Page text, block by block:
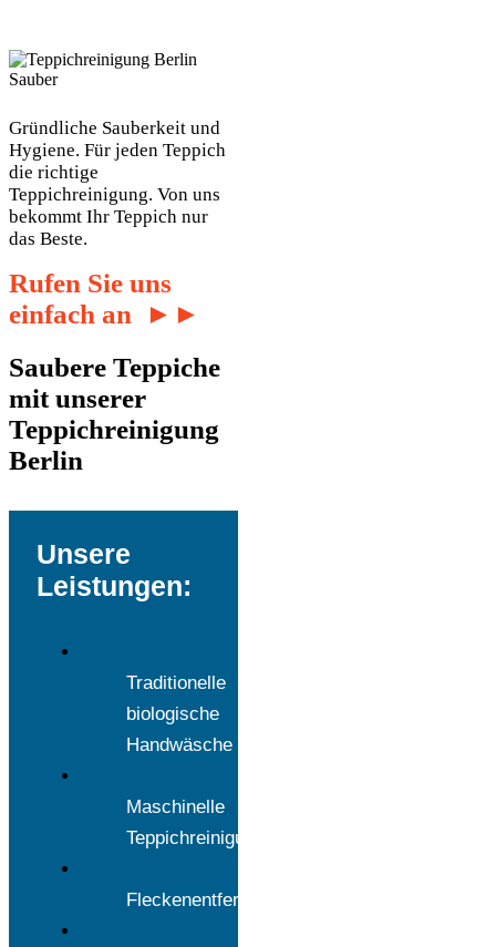
Gründliche Sauberkeit und
Hygiene. Für jeden Teppich
die richtige
Teppichreinigung. Von uns
bekommt Ihr Teppich nur
das Beste.
Rufen Sie uns
einfach an ►►
Saubere Teppiche
mit unserer
Teppichreinigung
Berlin
Unsere
Leistungen:
Traditionelle
biologische
Handwäsche
Maschinelle
Teppichreinigung
Fleckenentfernung